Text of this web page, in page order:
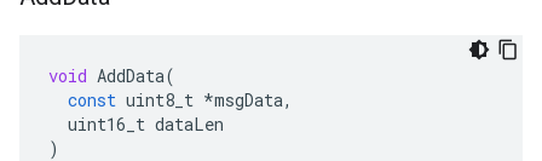
void AddData(
const uint8_t *msgData,
uint16_t dataLen
)